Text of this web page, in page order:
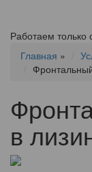
Работаем
Главная »
в